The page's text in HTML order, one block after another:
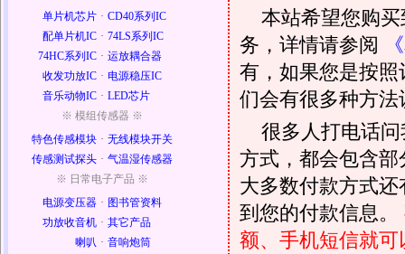
单片机芯片 · CD40系列IC
配单片机IC · 74LS系列IC
74HC系列IC · 运放耦合器
收发功放IC · 电源稳压IC
音乐动物IC · LED芯片
※ 模组传感器 ※
特色传感模块 · 无线模块开关
传感测试探头 · 气温湿传感器
※ 日常电子产品 ※
电源变压器 · 图书管资料
功放收音机 · 其它产品
喇叭 · 音响炮筒
本站希望您购
务，详情请参阅
有，如果您是按
们会有很多种方
很多人打电话
方式，都会包含
大多数付款方式
到您的付款信息。
额、手机短信就可